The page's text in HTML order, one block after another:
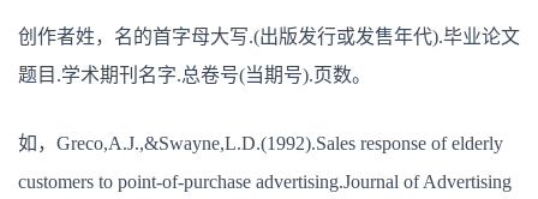
创作者姓，名的首字母大写.(出版发行或发售年代).毕业论文
题目.学术期刊名字.总卷号(当期号).页数。
如，Greco,A.J.,&Swayne,L.D.(1992).Sales response of elderly
customers to point-of-purchase advertising.Journal of Advertising